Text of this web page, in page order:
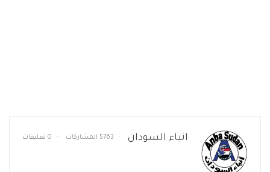
انباء السودان 5763 المشاركات 0 تعليقات